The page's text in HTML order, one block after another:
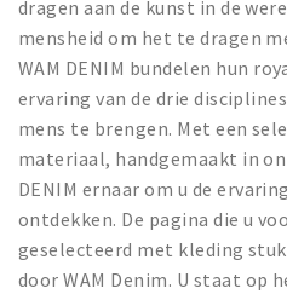
Sport
Andere City Apps
Inloggen
dragen aan de kunst in de
mensheid om het te dragen
WAM DENIM bundelen hun
ervaring van de drie
mens te brengen. Met een
materiaal, handgemaakt in
DENIM ernaar om u de
ontdekken. De pagina die u
geselecteerd met kleding
door WAM Denim. U staat op